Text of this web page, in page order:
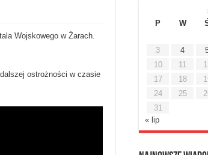
Wojskowego w Żarach.
ostrożności w czasie
P
W
3
4
10
11
17
18
24
25
31
« lip